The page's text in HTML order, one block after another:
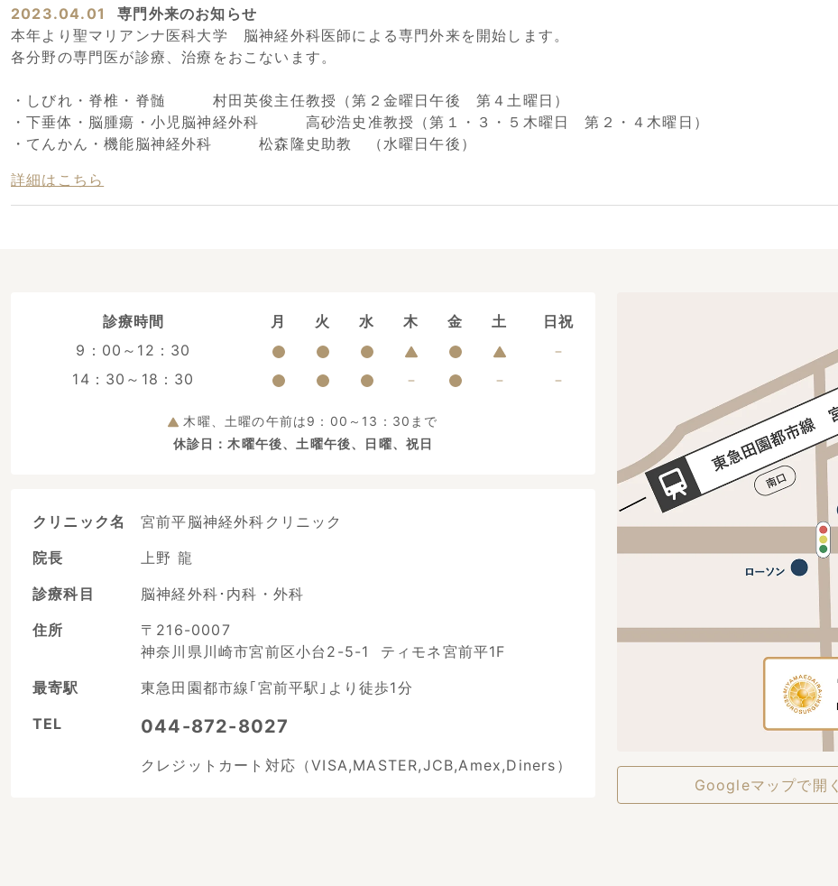
2023.04.01
専門外来のお知らせ
本年より聖マリアンナ医科大学 脳神経外科医師による専門外来を開始します。
各分野の専門医が診療、治療をおこないます。
・しびれ・脊椎・脊髄 村田英俊主任教授（第２金曜日午後 第４土曜日）
・下垂体・脳腫瘍・小児脳神経外科 高砂浩史准教授（第１・３・５木曜日 第２・４木曜日）
・てんかん・機能脳神経外科 松森隆史助教 （水曜日午後）
詳細はこちら
木曜、土曜の午前は9：00～13：30まで
休診日：木曜午後、土曜午後、日曜、祝日
診療時間 月 火 水 木 金 土
日祝
9：00～12：30
14：30～18：30
クリニック名
宮前平脳神経外科クリニック
院長
上野 龍
診療科目
脳神経外科･内科・外科
住所
〒216-0007
神奈川県川崎市宮前区小台2-5-1 ティモネ宮前平1F
最寄駅
東急田園都市線｢宮前平駅｣より徒歩1分
TEL
044-872-8027
クレジットカート対応（VISA,MASTER,JCB,Amex,Diners）
Googleマップで開く